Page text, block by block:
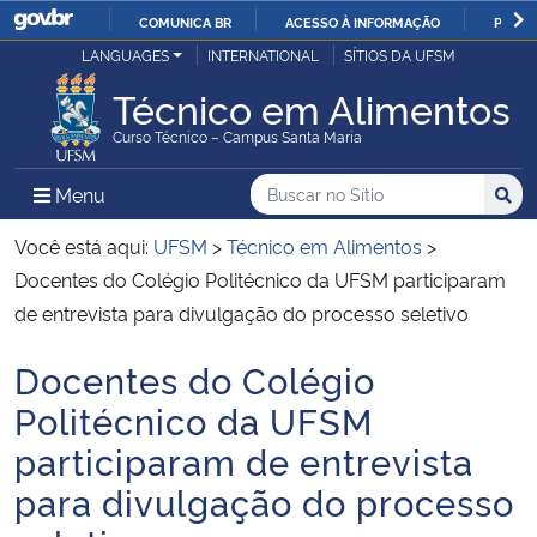
IR
O
COMUNICA BR ACESSO À INFORMAÇÃO
Ministério da Justiça e Segurança Pública
Ministério da Defesa
Ministério das Relações Exteriores
Ministério da Economia
Ministério da Infraestrutura
Ministério da Agricultura, Pecuária e Abastecimento
Ministério da Educação
LANGUAGES INTERNATIONAL SÍTIOS DA UFSM
Técnico em Alimentos
Curso Técnico – Campus Santa Maria
Menu Menu Principal do Sítio
Busca
Buscar no no Sítio
Busca:
Você está aqui: UFSM >Técnico em Alimentos >
Docentes do Colégio Politécnico da UFSM participaram
de entrevista para divulgação do processo seletivo
Início do conteúdo
Docentes do Colégio
Politécnico da UFSM
participaram de entrevista
para divulgação do processo